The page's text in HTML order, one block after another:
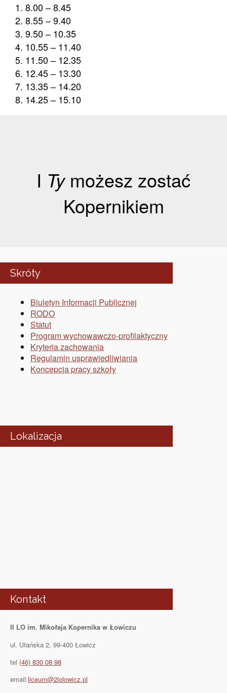
8.00 – 8.45
8.55 – 9.40
9.50 – 10.35
10.55 – 11.40
11.50 – 12.35
12.45 – 13.30
13.35 – 14.20
14.25 – 15.10
I Tymożesz zostać
Kopernikiem
Skróty
Biuletyn Informacji Publicznej
RODO
Statut
Program wychowawczo-profilaktyczny
Kryteria zachowania
Regulamin usprawiedliwiania
Koncepcja pracy szkoły
Lokalizacja
Kontakt
II LO im. Mikołaja Kopernika w Łowiczu
ul. Ułańska 2, 99-400 Łowicz
tel (46) 830 08 98
email:liceum@2lolowicz.pl